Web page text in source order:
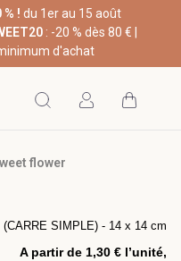
! du 1er au 15 août
: -20 % dès 80 € |
d'achat
flower
(CARRE SIMPLE) - 14 x 14 cm
A partir de 1,30 € l’unité,